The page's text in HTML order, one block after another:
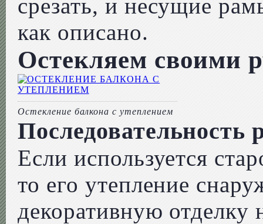
срезать, и несущие
как описано.
Остекляем своими
Остекление балкона с утеплением
Последовательность
Если используется
то его утепление
декоративную отделку